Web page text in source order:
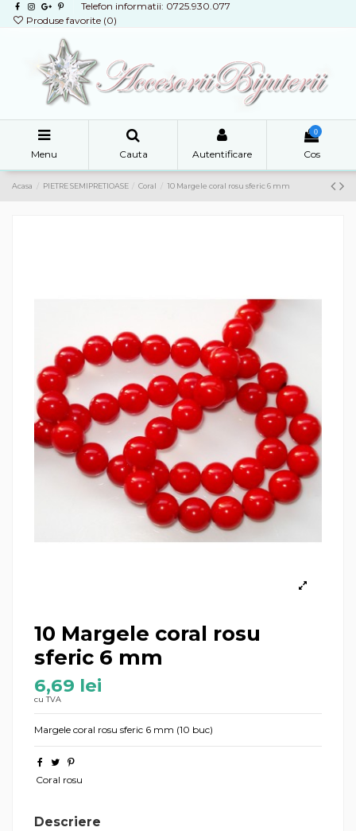
Telefon informatii: 0725.930.077
Produse favorite (0)
Menu Cauta Autentificare
0
Cos
Acasa PIETRE SEMIPRETIOASE Coral 10 Margele coral rosu sferic 6 mm
10 Margele coral rosu
sferic 6 mm
6,69 lei
cu TVA
Margele coral rosu sferic 6 mm (10 buc)
Coral rosu
Descriere